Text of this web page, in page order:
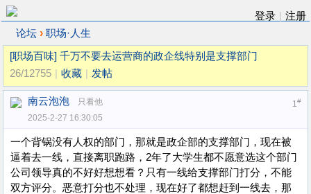
登录
注册
论坛 › 职场·人生
[职场百味] 千万不要去运营商的政企线特别是支撑部门
26/12755
收藏 发帖
1#
南云泡泡
只看他
2025-2-27 16:30:05
一个背锅没有人权的部门，那就是政企部的支撑部门，现在被
逼着去一线，直接离职跑路，2年了大学生都不愿意选这个部门
公司领导真的不好好想想看？只有一线给支撑部门打分，不能
双方评分。恶意打分也不处理，现在好了都想赶到一线去，那